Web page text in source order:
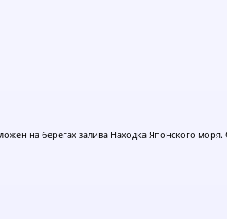
на берегах залива Находка Японского